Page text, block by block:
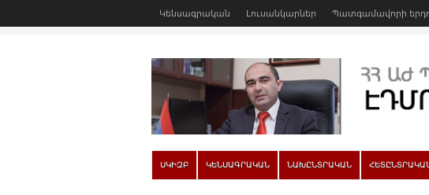
Կենսագրական Լուսանկարներ Պատգամավորի
ՍԿԻԶԲ ԿԵՆՍԱԳՐԱԿԱՆ ՆԱԽԸՆՏՐԱԿԱՆ